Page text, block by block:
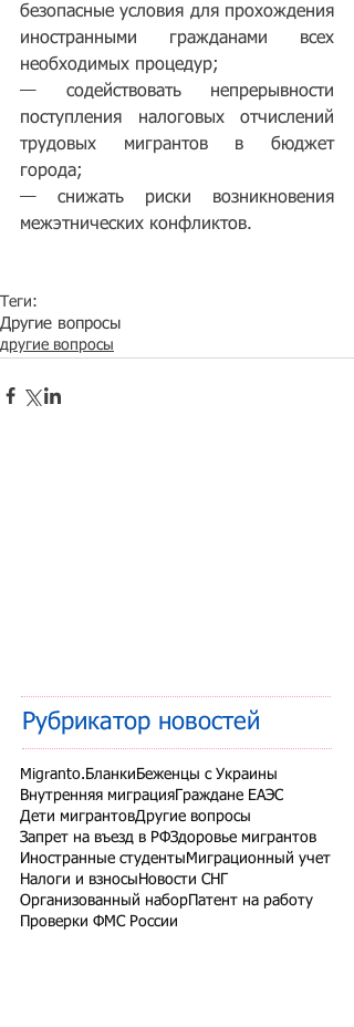
безопасные условия для прохождения
иностранными гражданами всех
необходимых процедур;
— содействовать непрерывности
поступления налоговых отчислений
трудовых мигрантов в бюджет
города;
— снижать риски возникновения
межэтнических конфликтов.
Теги:
Другие вопросы
другие вопросы
Рубрикатор новостей
Migranto.Бланки Беженцы с Украины
Внутренняя миграция Граждане ЕАЭС
Дети мигрантовДругие вопросы
Запрет на въезд в РФЗдоровье мигрантов
Иностранные студенты Миграционный учет
Налоги и взносы Новости СНГ
Организованный набор Патент на работу
Проверки ФМС России